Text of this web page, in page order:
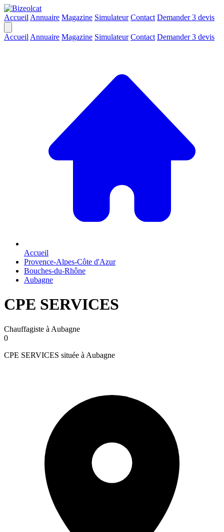
Accueil Annuaire Magazine Simulateur Contact Demander 3 devis
Accueil Annuaire Magazine Simulateur Contact Demander 3 devis
Accueil
Provence-Alpes-Côte d'Azur
Bouches-du-Rhône
Aubagne
CPE SERVICES
Chauffagiste à Aubagne
0
CPE SERVICES située à Aubagne